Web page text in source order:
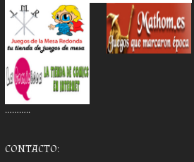
………..
CONTACTO: